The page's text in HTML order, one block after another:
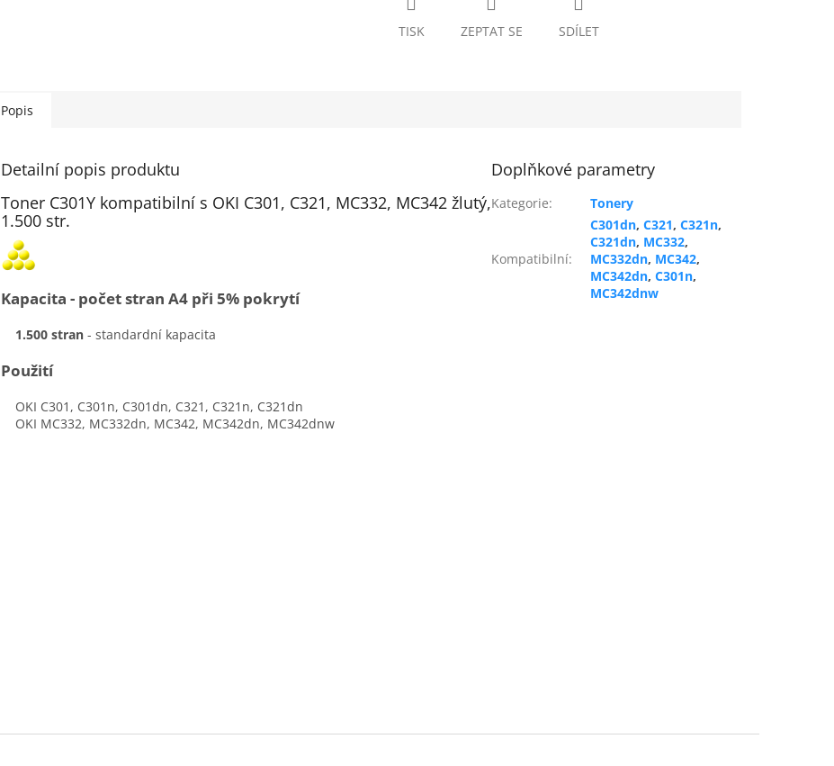
TISK ZEPTAT SE SDÍLET
Popis
Detailní popis produktu
Toner C301Y kompatibilní s OKI C301, C321, MC332, MC342 žlutý,
1.500 str.
Kapacita - počet stran A4 při 5% pokrytí
1.500 stran - standardní kapacita
Použití
OKI C301, C301n, C301dn, C321, C321n, C321dn
OKI MC332, MC332dn, MC342, MC342dn, MC342dnw
Doplňkové parametry
Kategorie: Tonery
Kompatibilní:
C301dn,C321,C321n,
C321dn, MC332,
MC332dn, MC342,
MC342dn,C301n,
MC342dnw